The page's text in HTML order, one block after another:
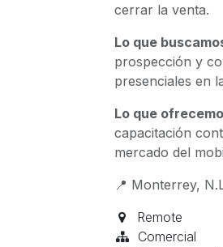
cerrar la venta.
Lo que
prospección y
presenciales en
Lo que
capacitación
mercado del
📍 Monterrey,
Remote
Comercial